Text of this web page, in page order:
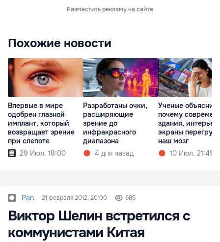
Разместить рекламу на сайте
Похожие новости
Впервые в мире
одобрен глазной
имплант, который
возвращает зрение
при слепоте
29 Июл. 18:00
Разработаны очки,
расширяющие
зрение до
инфракрасного
диапазона
4 дня назад
Ученые
почему
здания,
экраны
наш мозг
10 Июл. 21:49
Pan 21 февраля 2012, 20:00 685
Виктор Шелин встретился с
коммунистами Китая